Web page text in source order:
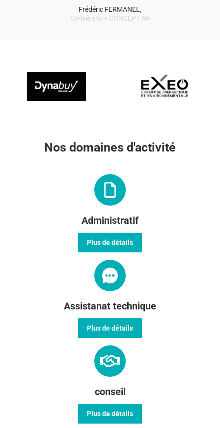
Frédéric FERMANEL,
Co-Gérant – CONCEPT NF
Nos domaines d'activité
Administratif
Plus de détails
Assistanat technique
Plus de détails
conseil
Plus de détails